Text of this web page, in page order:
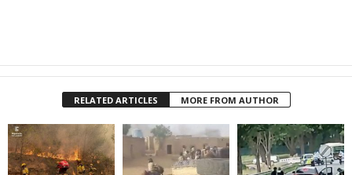
RELATED ARTICLES MORE FROM AUTHOR